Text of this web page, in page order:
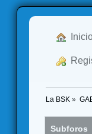
La BSK »
Subforos